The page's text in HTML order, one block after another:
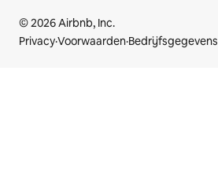
© 2026 Airbnb, Inc.
Privacy·Voorwaarden·Bedrijfsgegevens